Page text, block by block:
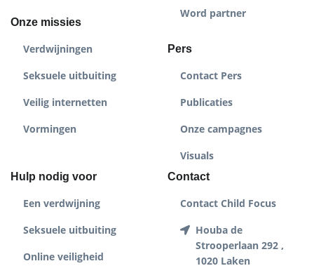
Onze missies
Verdwijningen
Seksuele uitbuiting
Veilig internetten
Vormingen
Word partner
Pers
Contact Pers
Publicaties
Onze campagnes
Visuals
Hulp nodig voor
Een verdwijning
Seksuele uitbuiting
Online veiligheid
Contact
Contact Child Focus
Houba de
Strooperlaan 292 ,
1020 Laken